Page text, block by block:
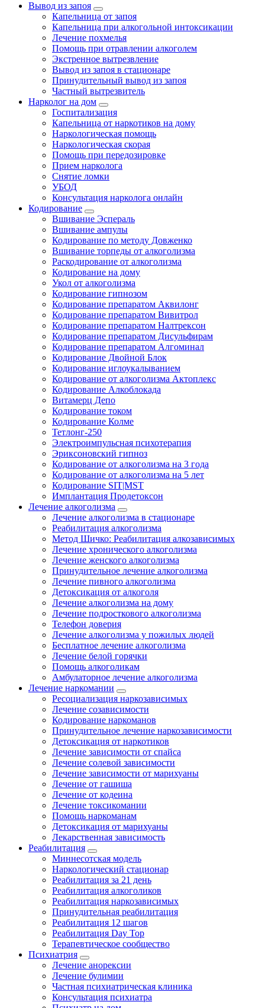
Вывод из запоя
Капельница от запоя
Капельница при алкогольной интоксикации
Лечение похмелья
Помощь при отравлении алкоголем
Экстренное вытрезвление
Вывод из запоя в стационаре
Принудительный вывод из запоя
Частный вытрезвитель
Нарколог на дом
Госпитализация
Капельница от наркотиков на дому
Наркологическая помощь
Наркологическая скорая
Помощь при передозировке
Прием нарколога
Снятие ломки
УБОД
Консультация нарколога онлайн
Кодирование
Вшивание Эспераль
Вшивание ампулы
Кодирование по методу Довженко
Вшивание торпеды от алкоголизма
Раскодирование от алкоголизма
Кодирование на дому
Укол от алкоголизма
Кодирование гипнозом
Кодирование препаратом Аквилонг
Кодирование препаратом Вивитрол
Кодирование препаратом Налтрексон
Кодирование препаратом Дисульфирам
Кодирование препаратом Алгоминал
Кодирование Двойной Блок
Кодирование иглоукалыванием
Кодирование от алкоголизма Актоплекс
Кодирование Алкоблокада
Витамерц Депо
Кодирование током
Кодирование Колме
Тетлонг-250
Электроимпульсная психотерапия
Эриксоновский гипноз
Кодирование от алкоголизма на 3 года
Кодирование от алкоголизма на 5 лет
Кодирование SIT|MST
Имплантация Продетоксон
Лечение алкоголизма
Лечение алкоголизма в стационаре
Реабилитация алкоголизма
Метод Шичко: Реабилитация алкозависимых
Лечение хронического алкоголизма
Лечение женского алкоголизма
Принудительное лечение алкоголизма
Лечение пивного алкоголизма
Детоксикация от алкоголя
Лечение алкоголизма на дому
Лечение подросткового алкоголизма
Телефон доверия
Лечение алкоголизма у пожилых людей
Бесплатное лечение алкоголизма
Лечение белой горячки
Помощь алкоголикам
Амбулаторное лечение алкоголизма
Лечение наркомании
Ресоциализация наркозависимых
Лечение созависимости
Кодирование наркоманов
Принудительное лечение наркозависимости
Детоксикация от наркотиков
Лечение зависимости от спайса
Лечение солевой зависимости
Лечение зависимости от марихуаны
Лечение от гашиша
Лечение от кодеина
Лечение токсикомании
Помощь наркоманам
Детоксикация от марихуаны
Лекарственная зависимость
Реабилитация
Миннесотская модель
Наркологический стационар
Реабилитация за 21 день
Реабилитация алкоголиков
Реабилитация наркозависимых
Принудительная реабилитация
Реабилитация 12 шагов
Реабилитация Day Top
Терапевтическое сообщество
Психиатрия
Лечение анорексии
Лечение булимии
Частная психиатрическая клиника
Консультация психиатра